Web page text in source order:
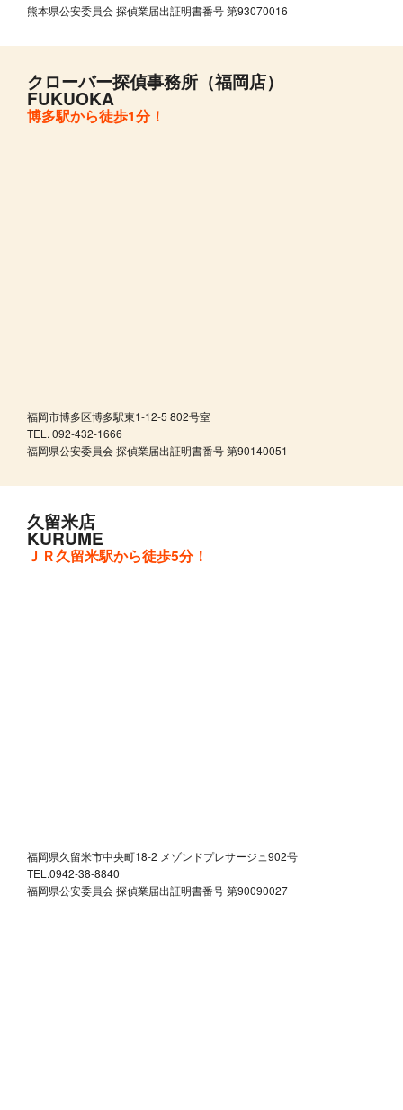
熊本県公安委員会 探偵業届出証明書番号 第93070016
クローバー探偵事務所（福岡店）
FUKUOKA
博多駅から徒歩1分！
福岡市博多区博多駅東1-12-5 802号室
TEL. 092-432-1666
福岡県公安委員会 探偵業届出証明書番号 第90140051
久留米店
KURUME
ＪＲ久留米駅から徒歩5分！
福岡県久留米市中央町18-2 メゾンドプレサージュ902号
TEL.0942-38-8840
福岡県公安委員会 探偵業届出証明書番号 第90090027